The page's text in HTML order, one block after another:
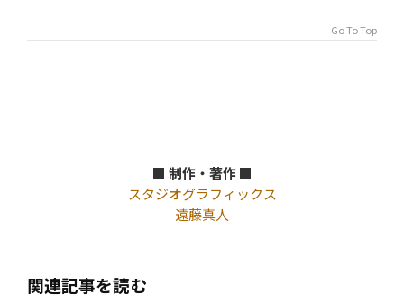
Go To Top
■ 制作・著作 ■
スタジオグラフィックス
遠藤真人
関連記事を読む